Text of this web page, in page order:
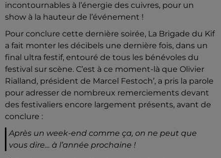
incontournables à l’énergie des cuivres, pour un
show à la hauteur de l’événement !
Pour conclure cette dernière soirée, La Brigade du Kif
a fait monter les décibels une dernière fois, dans un
final ultra festif, entouré de tous les bénévoles du
festival sur scène. C’est à ce moment-là que Olivier
Rialland, président de Marcel Festoch’, a pris la parole
pour adresser de nombreux remerciements devant
des festivaliers encore largement présents, avant de
conclure :
Après un week-end comme ça, on ne peut que
vous dire… à l’année prochaine !